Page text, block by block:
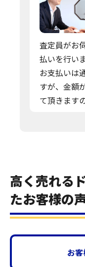
査定員がお
払いを行いま
お支払いは
すが、金額
て頂きます
高く売れる
たお客様の
お